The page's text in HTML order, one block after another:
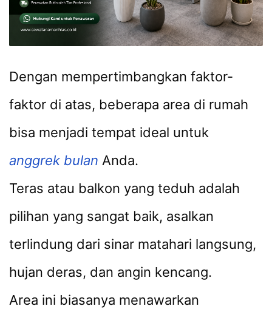
Dengan mempertimbangkan faktor-
faktor di atas, beberapa area di rumah
bisa menjadi tempat ideal untuk
anggrek bulan Anda.
Teras atau balkon yang teduh adalah
pilihan yang sangat baik, asalkan
terlindung dari sinar matahari langsung,
hujan deras, dan angin kencang.
Area ini biasanya menawarkan